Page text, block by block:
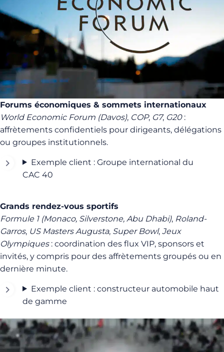
Forums économiques & sommets internationaux
World Economic Forum (Davos), COP, G7, G20:
affrètements confidentiels pour dirigeants, délégations
ou groupes institutionnels.
Exemple client : Groupe international du
CAC 40
Grands rendez-vous sportifs
Formule 1 (Monaco, Silverstone, Abu Dhabi), Roland-
Garros, US Masters Augusta, Super Bowl, Jeux
Olympiques: coordination des flux VIP, sponsors et
invités, y compris pour des affrètements groupés ou en
dernière minute.
Exemple client : constructeur automobile haut
de gamme